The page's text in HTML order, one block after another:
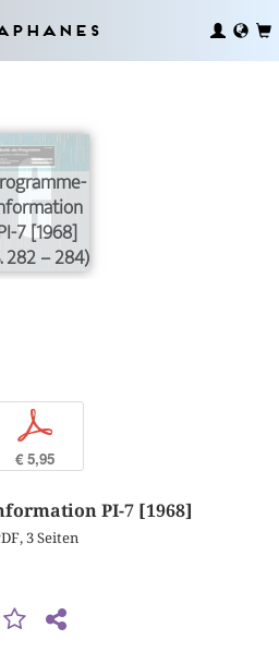
7 [1968]
282 – 284)
p
€ 5,95
PI-7 [1968]
3 Seiten